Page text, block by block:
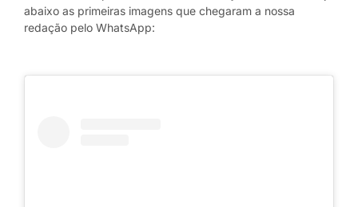
abaixo as primeiras imagens que chegaram a nossa
redação pelo WhatsApp: